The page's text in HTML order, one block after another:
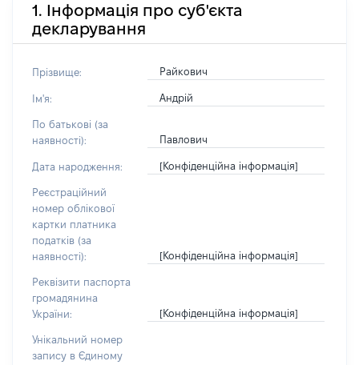
1. Інформація про суб'єкта
декларування
Прізвище: Райкович
Ім'я: Андрій
По батькові (за
наявності):
Павлович
Дата народження: [Конфіденційна інформація]
Реєстраційний
номер облікової
картки платника
податків (за
наявності):
[Конфіденційна інформація]
Реквізити паспорта
громадянина
України:
[Конфіденційна інформація]
Унікальний номер
запису в Єдиному